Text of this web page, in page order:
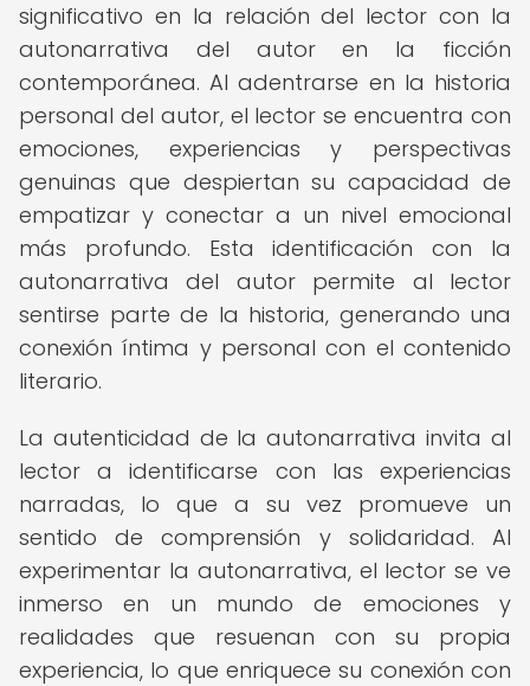
significativo en la relación del lector con la
autonarrativa del autor en la ficción
contemporánea. Al adentrarse en la historia
personal del autor, el lector se encuentra con
emociones, experiencias y perspectivas
genuinas que despiertan su capacidad de
empatizar y conectar a un nivel emocional
más profundo. Esta identificación con la
autonarrativa del autor permite al lector
sentirse parte de la historia, generando una
conexión íntima y personal con el contenido
literario.
La autenticidad de la autonarrativa invita al
lector a identificarse con las experiencias
narradas, lo que a su vez promueve un
sentido de comprensión y solidaridad. Al
experimentar la autonarrativa, el lector se ve
inmerso en un mundo de emociones y
realidades que resuenan con su propia
experiencia, lo que enriquece su conexión con